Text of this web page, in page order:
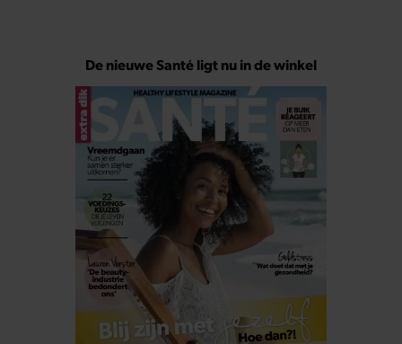
De nieuwe Santé ligt nu in de winkel